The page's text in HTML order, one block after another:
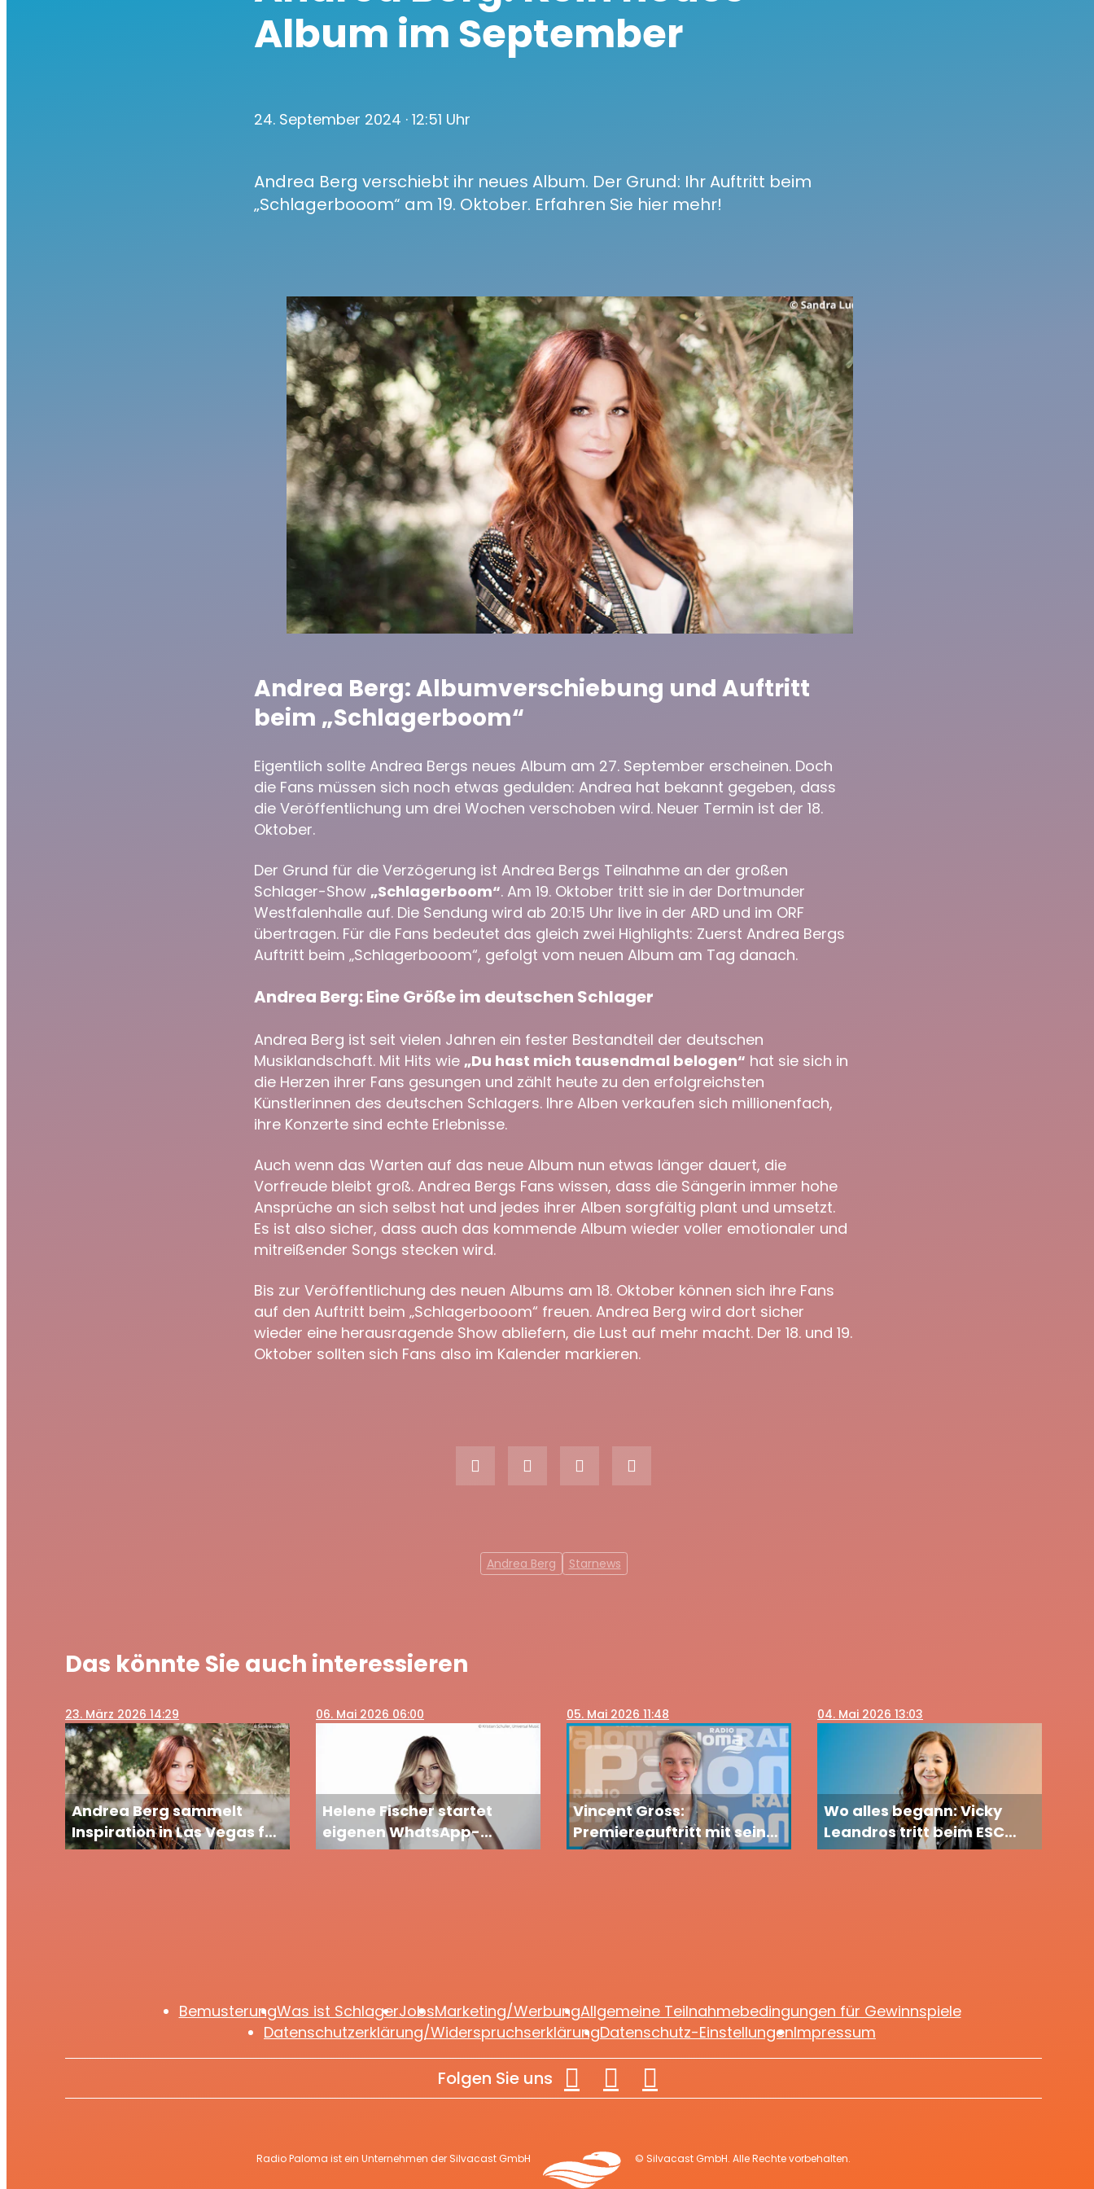
Album im September
24. September 2024 · 12:51 Uhr
Andrea Berg verschiebt ihr neues Album. Der Grund: Ihr Auftritt beim
„Schlagerbooom“ am 19. Oktober. Erfahren Sie hier mehr!
Andrea Berg: Albumverschiebung und Auftritt
beim „Schlagerboom“
Eigentlich sollte Andrea Bergs neues Album am 27. September erscheinen. Doch
die Fans müssen sich noch etwas gedulden: Andrea hat bekannt gegeben, dass
die Veröffentlichung um drei Wochen verschoben wird. Neuer Termin ist der 18.
Oktober.
Der Grund für die Verzögerung ist Andrea Bergs Teilnahme an der großen
Schlager-Show „Schlagerboom“. Am 19. Oktober tritt sie in der Dortmunder
Westfalenhalle auf. Die Sendung wird ab 20:15 Uhr live in der ARD und im ORF
übertragen. Für die Fans bedeutet das gleich zwei Highlights: Zuerst Andrea Bergs
Auftritt beim „Schlagerbooom“, gefolgt vom neuen Album am Tag danach.
Andrea Berg: Eine Größe im deutschen Schlager
Andrea Berg ist seit vielen Jahren ein fester Bestandteil der deutschen
Musiklandschaft. Mit Hits wie „Du hast mich tausendmal belogen“ hat sie sich in
die Herzen ihrer Fans gesungen und zählt heute zu den erfolgreichsten
Künstlerinnen des deutschen Schlagers. Ihre Alben verkaufen sich millionenfach,
ihre Konzerte sind echte Erlebnisse.
Auch wenn das Warten auf das neue Album nun etwas länger dauert, die
Vorfreude bleibt groß. Andrea Bergs Fans wissen, dass die Sängerin immer hohe
Ansprüche an sich selbst hat und jedes ihrer Alben sorgfältig plant und umsetzt.
Es ist also sicher, dass auch das kommende Album wieder voller emotionaler und
mitreißender Songs stecken wird.
Bis zur Veröffentlichung des neuen Albums am 18. Oktober können sich ihre Fans
auf den Auftritt beim „Schlagerbooom“ freuen. Andrea Berg wird dort sicher
wieder eine herausragende Show abliefern, die Lust auf mehr macht. Der 18. und 19.
Oktober sollten sich Fans also im Kalender markieren.
Andrea Berg Starnews
Das könnte Sie auch interessieren
23. März 2026 14:29
Andrea Berg sammelt
Inspiration in Las Vegas für
neue Tour
06. Mai 2026 06:00
Helene Fischer startet
eigenen WhatsApp-
Channel: Fans dürfen sich
05. Mai 2026 11:48
Vincent Gross:
Premiereauftritt mit seiner
Freundin
04. Mai 2026 13:03
Wo alles begann: Vicky
Leandros tritt beim ESC
2026 in Wien auf
BemusterungWas ist SchlagerJobsMarketing/WerbungAllgemeine Teilnahmebedingungen für Gewinnspiele
Datenschutzerklärung/WiderspruchserklärungDatenschutz-EinstellungenImpressum
Folgen Sie uns
Radio Paloma ist ein Unternehmen der Silvacast GmbH © Silvacast GmbH. Alle Rechte vorbehalten.